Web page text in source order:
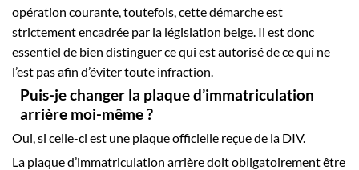
opération courante, toutefois, cette démarche est
strictement encadrée par la législation belge. Il est donc
essentiel de bien distinguer ce qui est autorisé de ce qui ne
l’est pas afin d’éviter toute infraction.
Puis-je changer la plaque d’immatriculation
arrière moi-même ?
Oui, si celle-ci est une plaque officielle reçue de la DIV.
La plaque d’immatriculation arrière doit obligatoirement être